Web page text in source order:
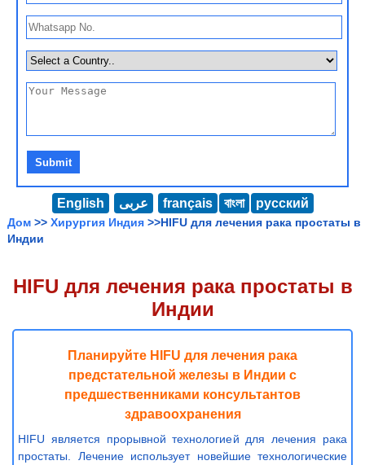
English عربى français বাংলা русский
Дом >> Хирургия Индия >>HIFU для лечения рака простаты в
Индии
HIFU для лечения рака простаты в
Индии
Планируйте HIFU для лечения рака
предстательной железы в Индии с
предшественниками консультантов
здравоохранения
HIFU является прорывной технологией для лечения рака
простаты. Лечение использует новейшие технологические